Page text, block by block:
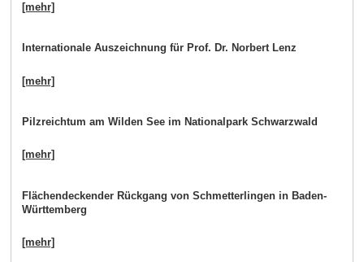
[mehr]
Internationale Auszeichnung für Prof. Dr. Norbert Lenz
[mehr]
Pilzreichtum am Wilden See im Nationalpark Schwarzwald
[mehr]
Flächendeckender Rückgang von Schmetterlingen in Baden-
Württemberg
[mehr]